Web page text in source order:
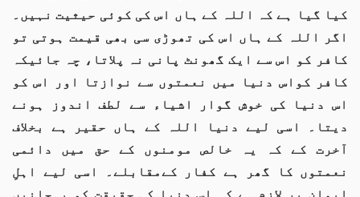
کیا گیا ہے کہ اللہ کے ہاں اس کی کوئی حیثیت نہیں۔
اگر اللہ کے ہاں اس کی تھوڑی سی بھی قیمت ہوتی تو
کافر کو اس سے ایک گھونٹ پانی نہ پلاتا، چہ جائیکہ
کافر کواس دنیا میں نعمتوں سے نوازتا اور اس کو
اس دنیا کی خوش گوار اشیاء سے لطف اندوز ہونے
دیتا۔ اسی لیے دنیا اللہ کے ہاں حقیر ہے بخلاف
آخرت کے کہ یہ خالص مومنوں کے حق میں دائمی
نعمتوں کا گھر ہے کفار کےمقابلے۔ اسی لیے اہلِ
ایمان پر لازم ہے کہ اس دنیا کی حقیقت کو پہچانیں